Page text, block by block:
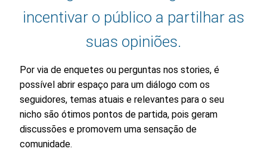
incentivar o público a partilhar as
suas opiniões.
Por via de enquetes ou perguntas nos stories, é
possível abrir espaço para um diálogo com os
seguidores, temas atuais e relevantes para o seu
nicho são ótimos pontos de partida, pois geram
discussões e promovem uma sensação de
comunidade.